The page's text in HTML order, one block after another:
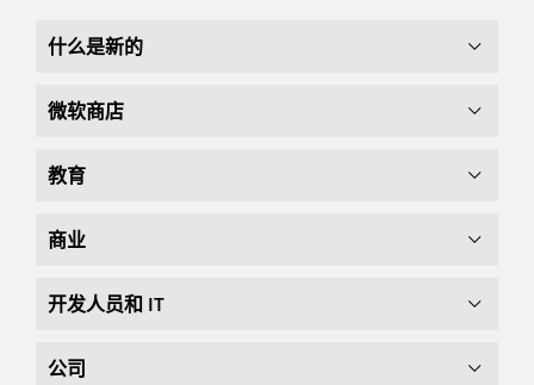
什么是新的
微软商店
教育
商业
开发人员和 IT
公司